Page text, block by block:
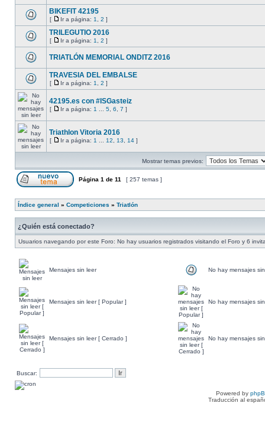
BIKEFIT 42195
[ Ir a página: 1 2 ]
TRILEGUTIO 2016
[ Ir a página: 1 2 ]
TRIATLÓN MEMORIAL ONDITZ 2016
TRAVESIA DEL EMBALSE
[ Ir a página: 1 2 ]
42195.es con #ISGasteiz
[ Ir a página: 1 5 6 7 ]
Triathlon Vitoria 2016
[ Ir a página: 1 12 13 14 ]
Mostrar temas previos:
Página 1 de 11 [ 257 temas ]
Índice general » Competiciones » Triatlón
¿Quién está conectado?
Usuarios navegando por este Foro: No hay usuarios registrados visitando el Foro y 6
Mensajes sin leer No hay mensajes
Mensajes sin leer [ Popular ] No hay mensajes
Mensajes sin leer [ Cerrado ] No hay mensajes
Buscar:
Powered by
Traducción al